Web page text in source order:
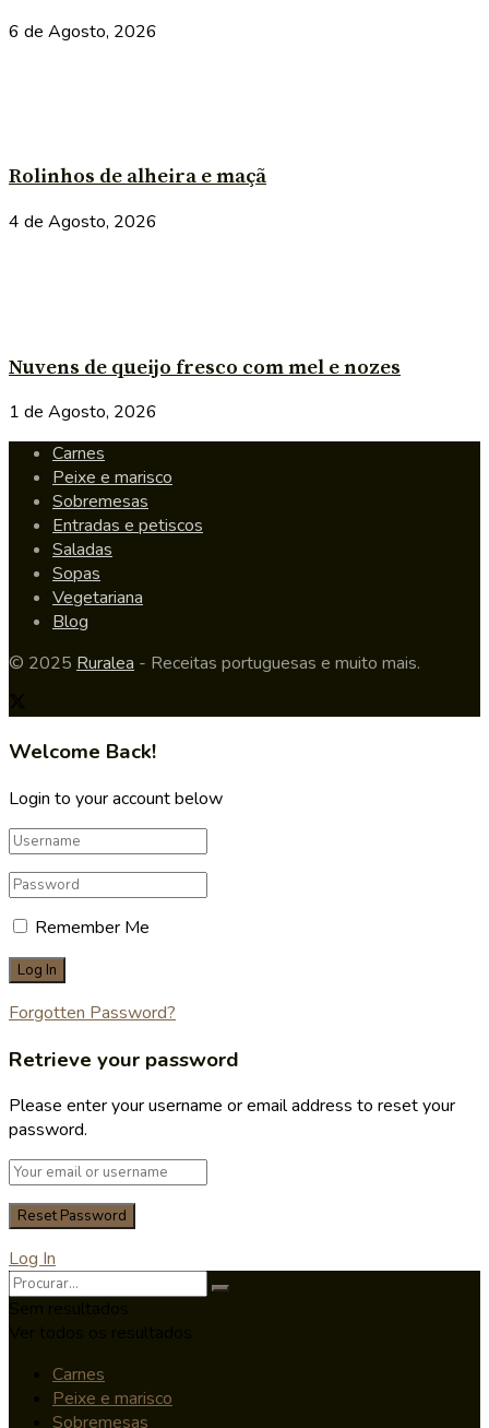
6 de Agosto, 2026
Rolinhos de alheira e maçã
4 de Agosto, 2026
Nuvens de queijo fresco com mel e nozes
1 de Agosto, 2026
Carnes
Peixe e marisco
Sobremesas
Entradas e petiscos
Saladas
Sopas
Vegetariana
Blog
© 2025 Ruralea - Receitas portuguesas e muito mais.
Welcome Back!
Login to your account below
Remember Me
Forgotten Password?
Retrieve your password
Please enter your username or email address to reset your
password.
Log In
Carnes
Peixe e marisco
Sobremesas